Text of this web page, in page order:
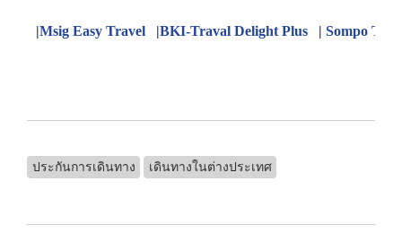
|Msig Easy Travel |BKI-Traval Delight Plus | Sompo
ประกันการเดินทาง เดินทางในต่างประเทศ